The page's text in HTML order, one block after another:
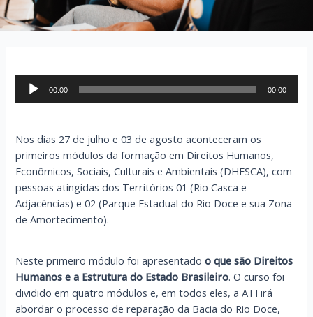
Tocador
00:00 00:00
Nos dias 27 de julho e 03 de agosto aconteceram os
primeiros módulos da formação em Direitos Humanos,
Econômicos, Sociais, Culturais e Ambientais (DHESCA), com
pessoas atingidas dos Territórios 01 (Rio Casca e
Adjacências) e 02 (Parque Estadual do Rio Doce e sua Zona
de Amortecimento).
Neste primeiro módulo foi apresentadoo que são Direitos
Humanos e a Estrutura do Estado Brasileiro. O curso foi
dividido em quatro módulos e, em todos eles, a ATI irá
abordar o processo de reparação da Bacia do Rio Doce,